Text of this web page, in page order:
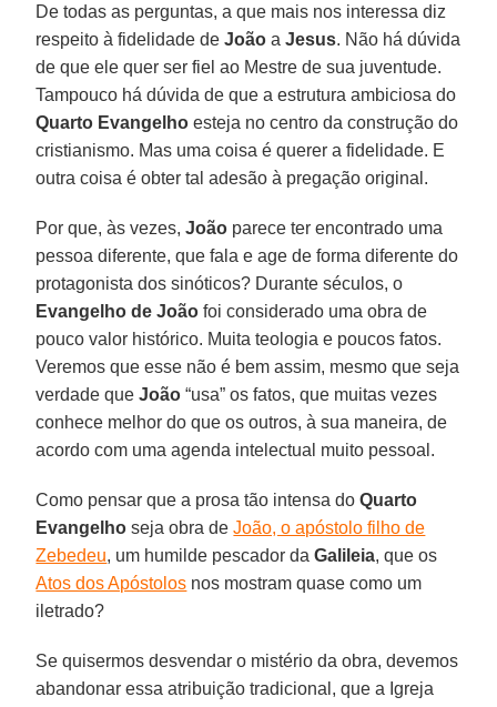
De todas as perguntas, a que mais nos interessa diz
respeito à fidelidade deJoão aJesus. Não há dúvida
de que ele quer ser fiel ao Mestre de sua juventude.
Tampouco há dúvida de que a estrutura ambiciosa do
Quarto Evangelho esteja no centro da construção do
cristianismo. Mas uma coisa é querer a fidelidade. E
outra coisa é obter tal adesão à pregação original.
Por que, às vezes,João parece ter encontrado uma
pessoa diferente, que fala e age de forma diferente do
protagonista dos sinóticos? Durante séculos, o
Evangelho de João foi considerado uma obra de
pouco valor histórico. Muita teologia e poucos fatos.
Veremos que esse não é bem assim, mesmo que seja
verdade queJoão “usa” os fatos, que muitas vezes
conhece melhor do que os outros, à sua maneira, de
acordo com uma agenda intelectual muito pessoal.
Como pensar que a prosa tão intensa doQuarto
Evangelho seja obra deJoão, o apóstolo filho de
Zebedeu, um humilde pescador daGalileia, que os
Atos dos Apóstolos nos mostram quase como um
iletrado?
Se quisermos desvendar o mistério da obra, devemos
abandonar essa atribuição tradicional, que a Igreja